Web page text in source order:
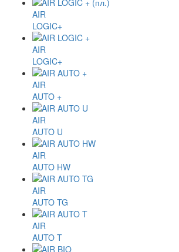
AIR
LOGIC+
AIR
LOGIC+
AIR
AUTO +
AIR
AUTO U
AIR
AUTO HW
AIR
AUTO TG
AIR
AUTO T